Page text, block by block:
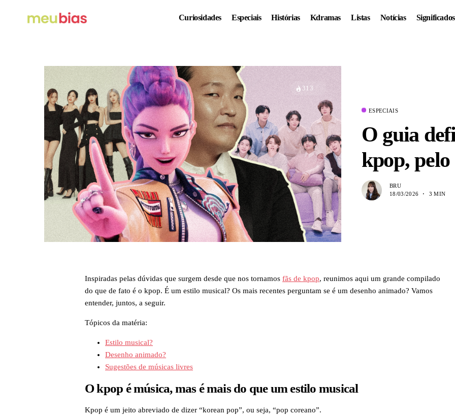
Curiosidades Especiais Histórias Kdramas Listas Notícias Significados
313
ESPECIAIS
O guia
kpop,
BRU
18/03/2026
3 MIN
Inspiradas pelas dúvidas que surgem desde que nos tornamos fãs de kpop, reunimos aqui um grande compilado
do que de fato é o kpop. É um estilo musical? Os mais recentes perguntam se é um desenho animado? Vamos
entender, juntos, a seguir.
Tópicos da matéria:
Estilo musical?
Desenho animado?
Sugestões de músicas livres
O kpop é música, mas é mais do que um estilo musical
Kpop é um jeito abreviado de dizer “korean pop”, ou seja, “pop coreano”.